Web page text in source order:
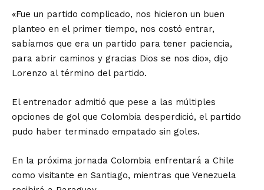
«Fue un partido complicado, nos hicieron un buen
planteo en el primer tiempo, nos costó entrar,
sabíamos que era un partido para tener paciencia,
para abrir caminos y gracias Dios se nos dio», dijo
Lorenzo al término del partido.
El entrenador admitió que pese a las múltiples
opciones de gol que Colombia desperdició, el partido
pudo haber terminado empatado sin goles.
En la próxima jornada Colombia enfrentará a Chile
como visitante en Santiago, mientras que Venezuela